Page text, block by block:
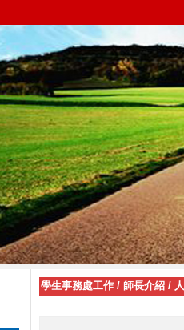
學生事務處工作 / 師長介紹 /